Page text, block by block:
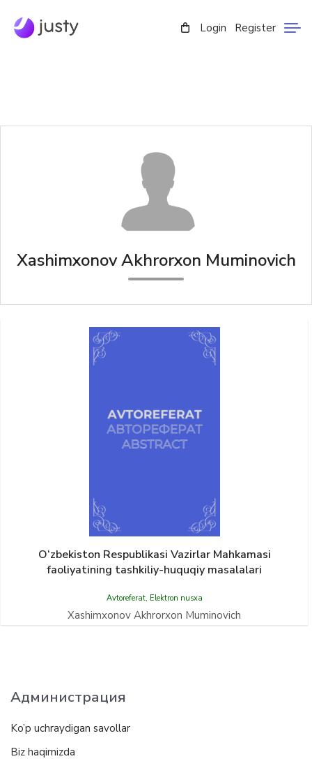
Login Register
Xashimxonov Akhrorxon Muminovich
O‘zbekiston Respublikasi Vazirlar Mahkamasi
faoliyatining tashkiliy-huquqiy masalalari
Avtoreferat, Elektron nusxa
Xashimxonov Akhrorxon Muminovich
Администрация
Ko’p uchraydigan savollar
Biz haqimizda